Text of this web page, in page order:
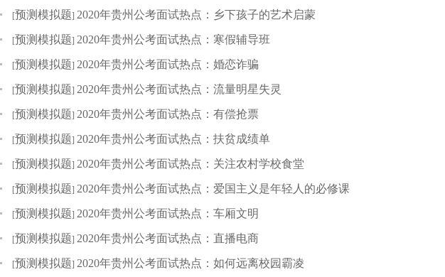
[预测模拟题] 2020年贵州公考面试热点：乡下孩子的艺术启蒙
[预测模拟题] 2020年贵州公考面试热点：寒假辅导班
[预测模拟题] 2020年贵州公考面试热点：婚恋诈骗
[预测模拟题] 2020年贵州公考面试热点：流量明星失灵
[预测模拟题] 2020年贵州公考面试热点：有偿抢票
[预测模拟题] 2020年贵州公考面试热点：扶贫成绩单
[预测模拟题] 2020年贵州公考面试热点：关注农村学校食堂
[预测模拟题] 2020年贵州公考面试热点：爱国主义是年轻人的必修课
[预测模拟题] 2020年贵州公考面试热点：车厢文明
[预测模拟题] 2020年贵州公考面试热点：直播电商
[预测模拟题] 2020年贵州公考面试热点：如何远离校园霸凌